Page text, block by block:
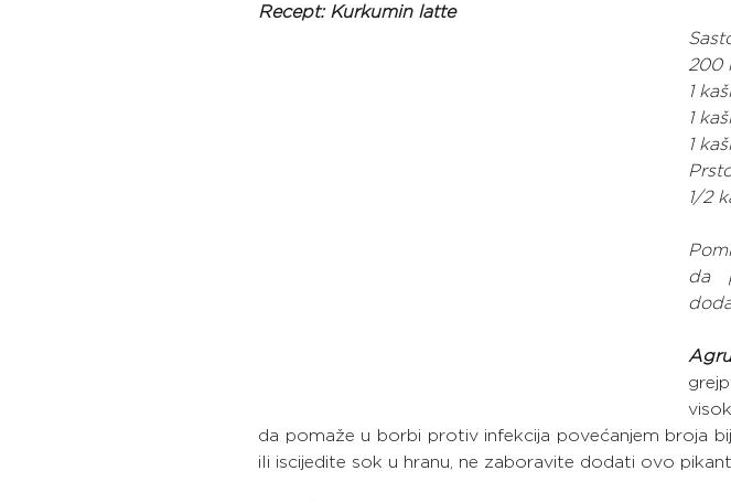
Recept: Kurkumin latte
200
1
1
1
1/2
da
da pomaže u borbi protiv infekcija povećanjem broja
ili iscijedite sok u hranu, ne zaboravite dodati ovo